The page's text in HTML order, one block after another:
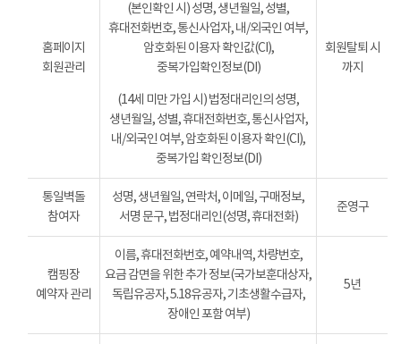
홈페이지
회원관리
(본인확인 시) 성명, 생년월일, 성별,
휴대전화번호, 통신사업자, 내/외국인 여부,
암호화된 이용자 확인값(CI),
중복가입확인정보(DI)
(14세 미만 가입 시) 법정대리인의 성명,
생년월일, 성별, 휴대전화번호, 통신사업자,
내/외국인 여부, 암호화된 이용자 확인(CI),
중복가입 확인정보(DI)
회원탈퇴 시
까지
통일벽돌
참여자
성명, 생년월일, 연락처, 이메일, 구매정보,
서명 문구, 법정대리인(성명, 휴대전화)
준영구
캠핑장
예약자 관리
이름, 휴대전화번호, 예약내역, 차량번호,
요금 감면을 위한 추가 정보(국가보훈대상자,
독립유공자, 5.18유공자, 기초생활수급자,
장애인 포함 여부)
5년